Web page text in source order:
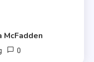
McFadden
0